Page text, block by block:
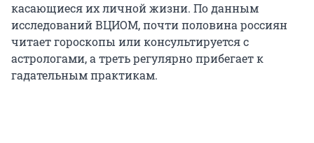
касающиеся их личной жизни. По данным
исследований ВЦИОМ, почти половина россиян
читает гороскопы или консультируется с
астрологами, а треть регулярно прибегает к
гадательным практикам.